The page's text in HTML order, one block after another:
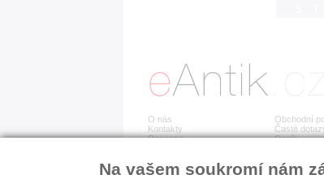
O nás
Kontakty
Recenze
Obchodní
Časté
Ceník
Detail položky č. 181
Na vašem soukromí nám